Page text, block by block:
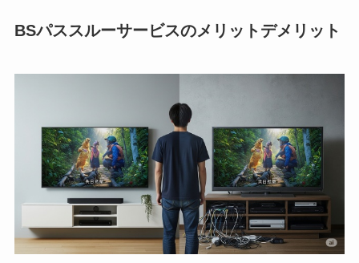
BSパススルーサービスのメリットデメリット